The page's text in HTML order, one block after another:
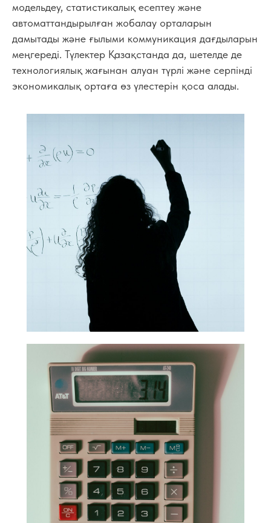
модельдеу, статистикалық есептеу және
автоматтандырылған жобалау орталарын
дамытады және ғылыми коммуникация дағдыларын
меңгереді. Түлектер Қазақстанда да, шетелде де
технологиялық жағынан алуан түрлі және серпінді
экономикалық ортаға өз үлестерін қоса алады.